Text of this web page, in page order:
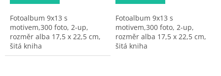
hvězdiček.
Fotoalbum 9x13 s
motivem,300 foto, 2-up,
rozměr alba 17,5 x 22,5 cm,
šitá kniha
hvězdiček.
Fotoalbum 9x13 s
motivem,300 foto, 2-up,
rozměr alba 17,5 x 22,5 cm,
šitá kniha